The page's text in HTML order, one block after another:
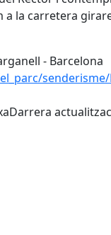
la carretera
- Barcelona
senderisme/
Darrera